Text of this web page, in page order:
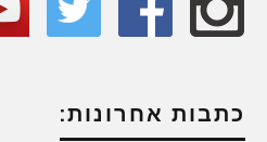
כתבות אחרונות: